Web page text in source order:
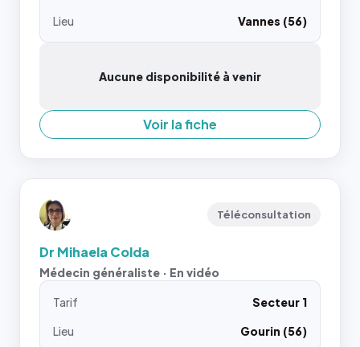
Lieu
Vannes (56)
Aucune disponibilité à venir
Voir la fiche
Téléconsultation
Dr Mihaela Colda
Médecin généraliste · En vidéo
Tarif
Secteur 1
Lieu
Gourin (56)